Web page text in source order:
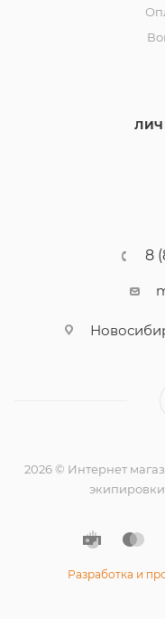
8
2026 © Интернет
экипировки
Разработка и